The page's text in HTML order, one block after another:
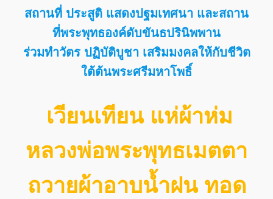
สถานที่ ประสูติ แสดงปฐมเทศนา และสถาน
ที่พระพุทธองค์ดับขันธปรินิพพาน
ร่วมทำวัตร ปฏิบัติบูชา เสริมมงคลให้กับชีวิต
ใต้ต้นพระศรีมหาโพธิ์
เวียนเทียน แห่ผ้าห่ม
หลวงพ่อพระพุทธเมตตา
ถวายผ้าอาบน้ำฝน ทอด